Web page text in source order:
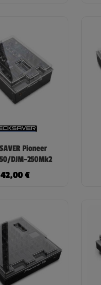
Pioneer
DJM-250Mk2
42,00€